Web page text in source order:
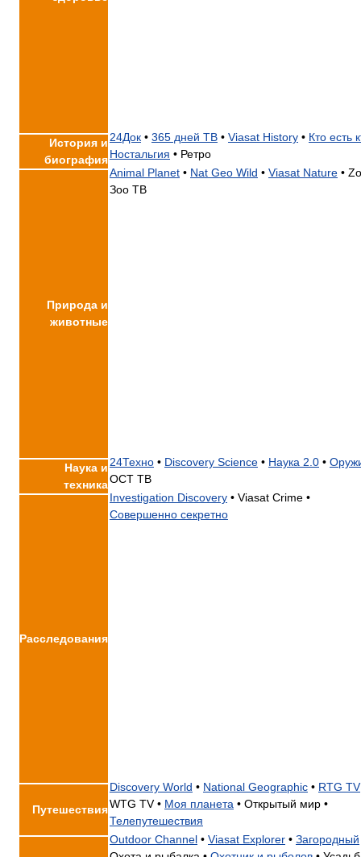
История и
биография
24Док • 365 дней ТВ • Viasat History • Кто есть
Ностальгия • Ретро
Природа и
животные
Animal Planet • Nat Geo Wild • Viasat Nature •
Зоо ТВ
Наука и
техника
24Техно • Discovery Science • Наука 2.0 •
ОСТ ТВ
Расследования
Investigation Discovery • Viasat Crime •
Совершенно секретно
Путешествия
Discovery World • National Geographic • RTG TV
WTG TV • Моя планета • Открытый мир •
Телепутешествия
Outdoor Channel • Viasat Explorer • Загородный